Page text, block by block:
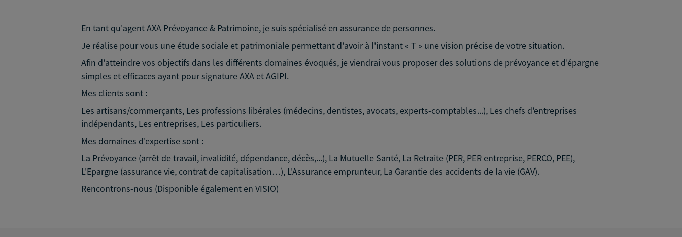
En tant qu'agent AXA Prévoyance & Patrimoine, je suis spécialisé en assurance de personnes.
Je réalise pour vous une étude sociale et patrimoniale permettant d'avoir à l'instant « T » une vision précise de votre situation.
Afin d'atteindre vos objectifs dans les différents domaines évoqués, je viendrai vous proposer des solutions de prévoyance et d'épargne
simples et efficaces ayant pour signature AXA et AGIPI.
Mes clients sont :
Les artisans/commerçants, Les professions libérales (médecins, dentistes, avocats, experts-comptables...), Les chefs d'entreprises
indépendants, Les entreprises, Les particuliers.
Mes domaines d'expertise sont :
La Prévoyance (arrêt de travail, invalidité, dépendance, décès,...), La Mutuelle Santé, La Retraite (PER, PER entreprise, PERCO, PEE),
L'Epargne (assurance vie, contrat de capitalisation…), L'Assurance emprunteur, La Garantie des accidents de la vie (GAV).
Rencontrons-nous (Disponible également en VISIO)